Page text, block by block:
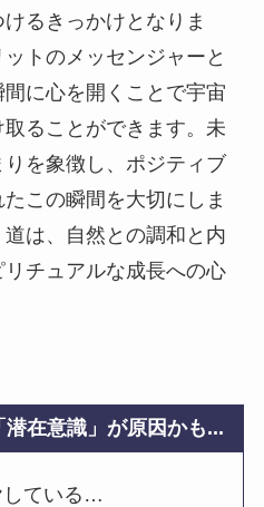
るきっかけとなりま
トのメッセンジャーと
に心を開くことで宇宙
ることができます。未
を象徴し、ポジティブ
この瞬間を大切にしま
は、自然との調和と内
チュアルな成長への心
在意識」が原因かも...
している…